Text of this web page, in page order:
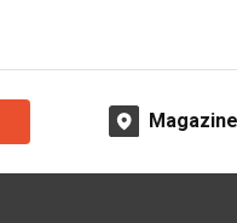
Magazine